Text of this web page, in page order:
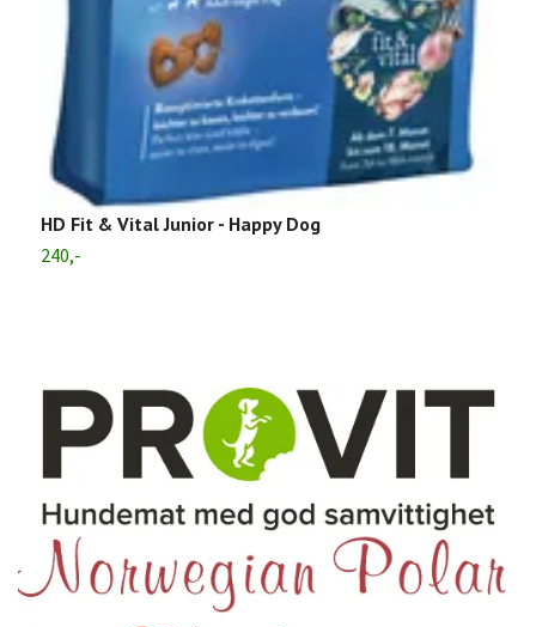
HD Fit & Vital Junior - Happy Dog
240,-